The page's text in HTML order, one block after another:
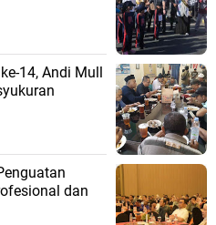
14, Andi Mull
dan